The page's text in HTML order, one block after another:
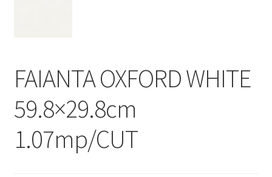
Plata si Livrare
Politică de confidențialitate
Politica de cookie
FAIANTA OXFORD WHITE
59.8×29.8cm
1.07mp/CUT